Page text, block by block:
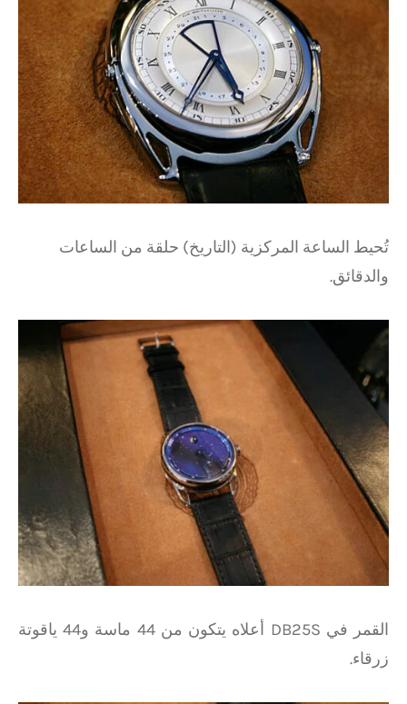
تُحيط الساعة المركزية (التاريخ) حلقة من الساعات
والدقائق.
القمر في DB25S أعلاه يتكون من 44 ماسة و44 ياقوتة
زرقاء.